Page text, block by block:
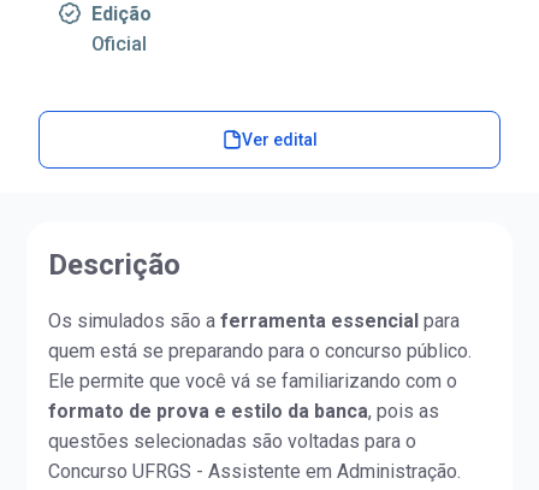
Edição
Oficial
Ver edital
Descrição
Os simulados são aferramenta essencial para
quem está se preparando para o concurso público.
Ele permite que você vá se familiarizando com o
formato de prova e estilo da banca, pois as
questões selecionadas são voltadas para o
Concurso UFRGS - Assistente em Administração.